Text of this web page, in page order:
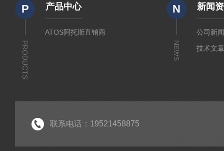
P
PRODUCTS
产品中心
ATOS阿托斯直销商
N
NEWS
新闻
公司新
技术文
联系电话：19521458875